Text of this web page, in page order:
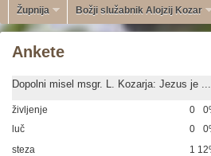
Župnija Božji služabnik Alojzij Kozar
Ankete
Dopolni misel msgr. L. Kozarja: Jezus je
življenje 0
luč
0
steza
1